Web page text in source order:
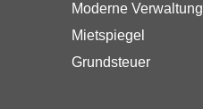
Moderne Verwaltung
Mietspiegel
Grundsteuer